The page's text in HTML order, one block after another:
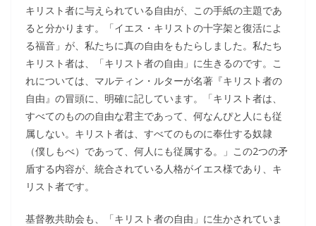
キリスト者に与えられている自由が、この手紙の主題であ
ると分かります。「イエス・キリストの十字架と復活によ
る福音」が、私たちに真の自由をもたらしました。私たち
キリスト者は、「キリスト者の自由」に生きるのです。こ
れについては、マルティン・ルターが名著『キリスト者の
自由』の冒頭に、明確に記しています。「キリスト者は、
すべてのものの自由な君主であって、何なんぴと人にも従
属しない。キリスト者は、すべてのものに奉仕する奴隷
（僕しもべ）であって、何人にも従属する。」この2つの矛
盾する内容が、統合されている人格がイエス様であり、キ
リスト者です。
基督教共助会も、「キリスト者の自由」に生かされていま